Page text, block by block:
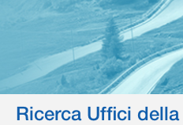
Ricerca Uffici